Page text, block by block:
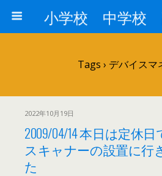
Tags › デバイスマ
2022年10月19日
2009/04/14 本日は定休
スキャナーの設置に行
た